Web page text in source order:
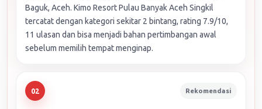
Baguk, Aceh. Kimo Resort Pulau Banyak Aceh Singkil
tercatat dengan kategori sekitar 2 bintang, rating 7.9/10,
11 ulasan dan bisa menjadi bahan pertimbangan awal
sebelum memilih tempat menginap.
02 Rekomendasi